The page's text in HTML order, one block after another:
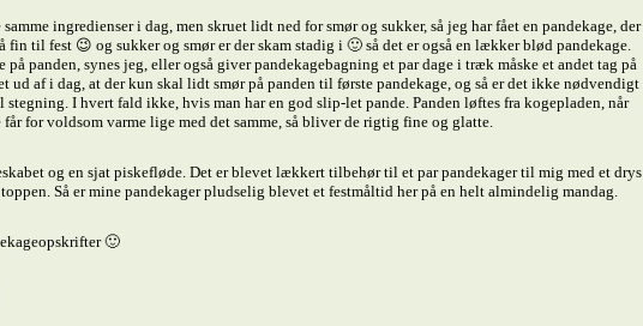
ingredienser i dag, men skruet lidt ned for smør og sukker, så jeg har fået en pandekage, der
fin til fest 😉 og sukker og smør er der skam stadig i 🙂 så det er også en lækker blød pandekage.
på panden, synes jeg, eller også giver pandekagebagning et par dage i træk måske et andet tag på
ud af i dag, at der kun skal lidt smør på panden til første pandekage, og så er det ikke nødvendigt
stegning. I hvert fald ikke, hvis man har en god slip-let pande. Panden løftes fra kogepladen, når
for voldsom varme lige med det samme, så bliver de rigtig fine og glatte.
og en sjat piskefløde. Det er blevet lækkert tilbehør til et par pandekager til mig med et drys
Så er mine pandekager pludselig blevet et festmåltid her på en helt almindelig mandag.
🙂